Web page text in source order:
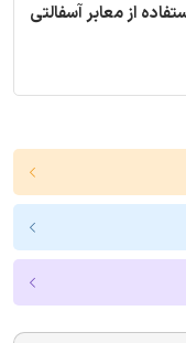
از معابر آسفالتی